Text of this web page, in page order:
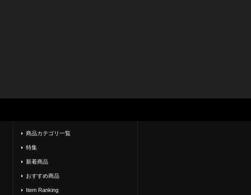
商品カテゴリ一覧
特集
新着商品
おすすめ商品
Item Ranking